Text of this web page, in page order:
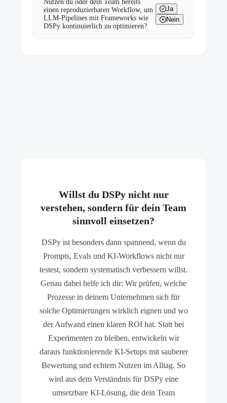
Nutzen du oder dein Team bereits
einen reproduzierbaren Workflow, um
LLM-Pipelines mit Frameworks wie
DSPy kontinuierlich zu optimieren?
Ja
Nein
Willst du DSPy nicht nur
verstehen, sondern für dein Team
sinnvoll einsetzen?
DSPy ist besonders dann spannend, wenn du
Prompts, Evals und KI-Workflows nicht nur
testest, sondern systematisch verbessern willst.
Genau dabei helfe ich dir: Wir prüfen, welche
Prozesse in deinem Unternehmen sich für
solche Optimierungen wirklich eignen und wo
der Aufwand einen klaren ROI hat. Statt bei
Experimenten zu bleiben, entwickeln wir
daraus funktionierende KI-Setups mit sauberer
Bewertung und echtem Nutzen im Alltag. So
wird aus dem Verständnis für DSPy eine
umsetzbare KI-Lösung, die dein Team